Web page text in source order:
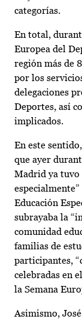
categorías.
En total,
Europea del
región más de
por los
delegaciones
Deportes, así
implicados.
En este
que ayer
Madrid ya
Educación
subrayaba la
comunidad
familias de
participantes,
celebradas en
la Semana
Asimismo,